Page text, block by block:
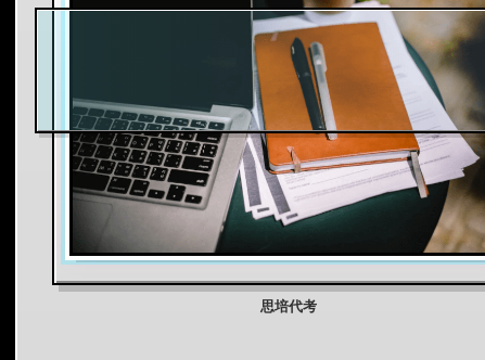
思培代考